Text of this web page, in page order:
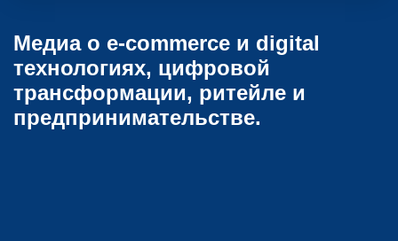
Медиа о e-commerce и digital
технологиях, цифровой
трансформации, ритейле и
предпринимательстве.